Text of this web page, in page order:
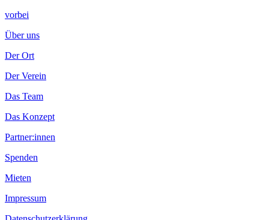
vorbei
Über uns
Der Ort
Der Verein
Das Team
Das Konzept
Partner:innen
Spenden
Mieten
Impressum